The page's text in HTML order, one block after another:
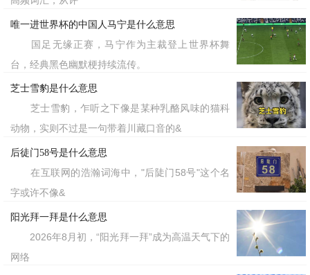
唯一进世界杯的中国人马宁是什么意思
国足无缘正赛，马宁作为主裁登上世界杯舞
台，经典黑色幽默梗持续流传。
芝士雪豹是什么意思
芝士雪豹，乍听之下像是某种乳酪风味的猫科
动物，实则不过是一句带着川藏口音的&
后徒门58号是什么意思
在互联网的浩瀚词海中，"后陡门58号"这个名
字或许不像&
阳光拜一拜是什么意思
2026年8月初，“阳光拜一拜”成为高温天气下的
网络